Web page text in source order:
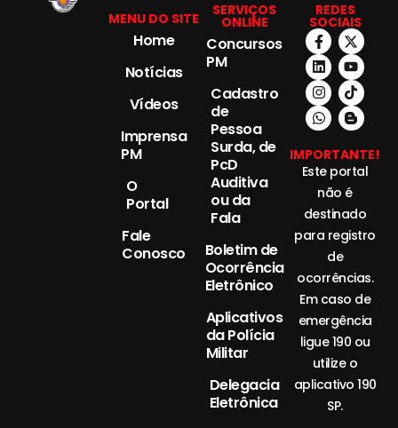
MENU DO SITE
Home
Notícias
Vídeos
Imprensa
PM
O
Portal
Fale
Conosco
SERVIÇOS
ONLINE
Concursos
PM
Cadastro
de
Pessoa
Surda, de
PcD
Auditiva
ou da
Fala
Boletim de
Ocorrência
Eletrônico
Aplicativos
da Polícia
Militar
Delegacia
Eletrônica
REDES
SOCIAIS
IMPORTANTE!
Este portal
não é
destinado
para registro
de
ocorrências.
Em caso de
emergência
ligue 190 ou
utilize o
aplicativo 190
SP.